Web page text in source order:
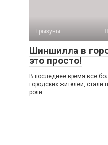
Грызуны
Шиншилла в
это просто!
В последнее время всё
городских жителей, стали
роли